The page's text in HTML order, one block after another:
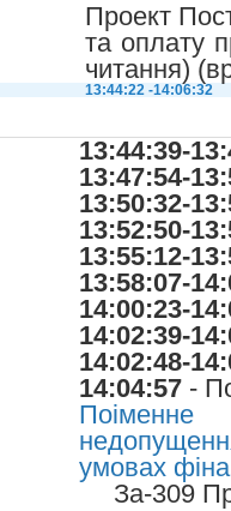
Проект
та оплату
читання)
13:44:22 -14:06:32
13:44:39-
13:47:54-
13:50:32-
13:52:50-
13:55:12-
13:58:07-
14:00:23-
14:02:39-
14:02:48-
14:04:57 -
умовах
За-309